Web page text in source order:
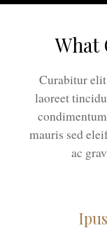
What
Curabitur
laoreet
mauris sed
ac